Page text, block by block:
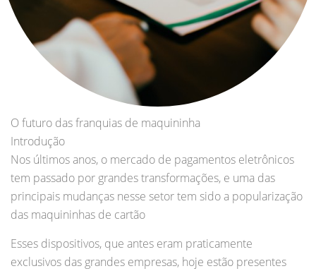
O futuro das franquias de maquininha
Introdução
Nos últimos anos, o mercado de pagamentos eletrônicos
tem passado por grandes transformações, e uma das
principais mudanças nesse setor tem sido a popularização
das maquininhas de cartão
Esses dispositivos, que antes eram praticamente
exclusivos das grandes empresas, hoje estão presentes